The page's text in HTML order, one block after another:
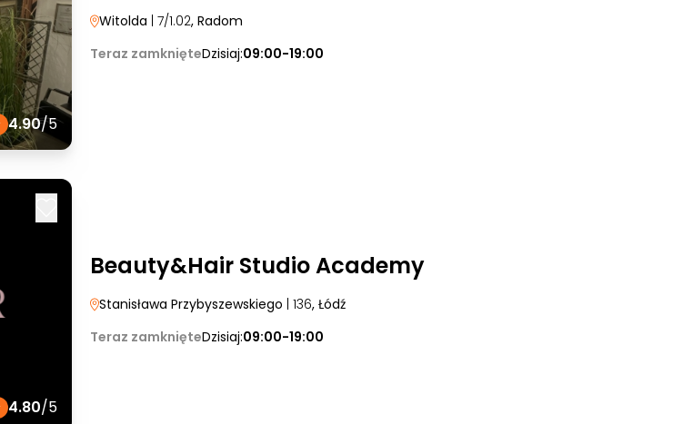
4.90/5
Witolda | 7/1.02, Radom
Teraz zamknięteDzisiaj:09:00-19:00
4.80/5
Beauty&Hair Studio Academy
Stanisława Przybyszewskiego | 136, Łódź
Teraz zamknięteDzisiaj:09:00-19:00